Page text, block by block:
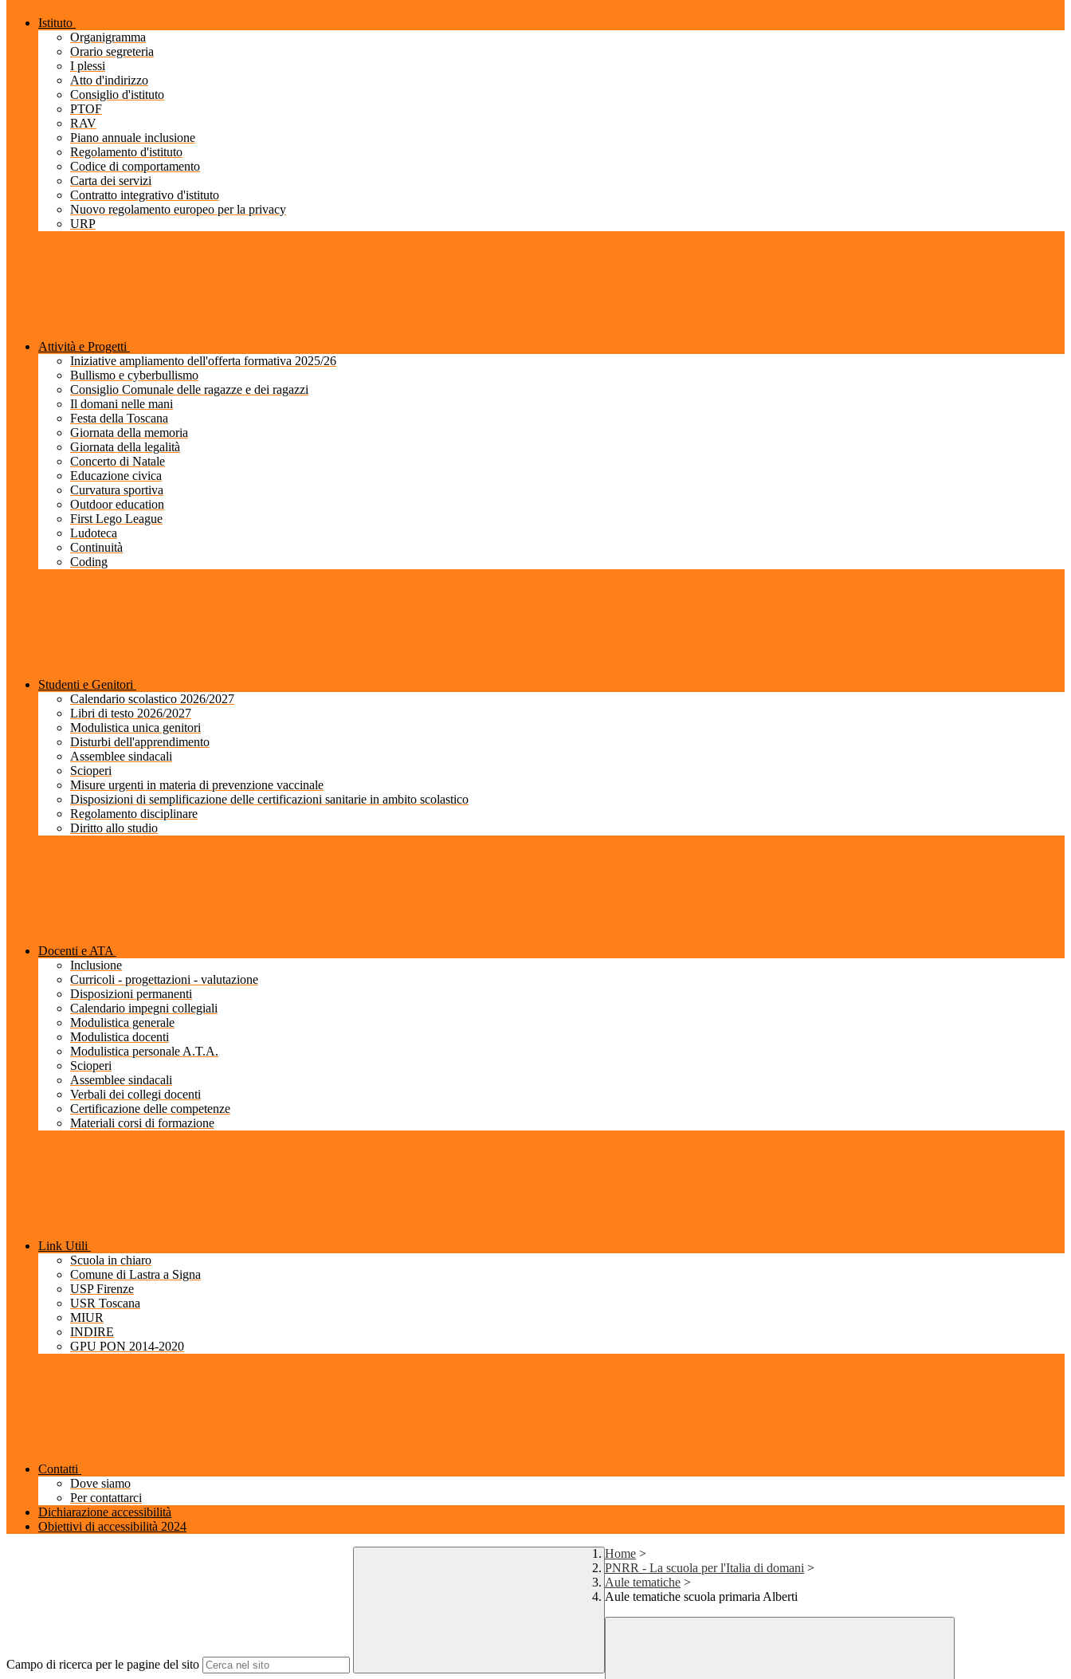
Istituto
Organigramma
Orario segreteria
I plessi
Atto d'indirizzo
Consiglio d'istituto
PTOF
RAV
Piano annuale inclusione
Regolamento d'istituto
Codice di comportamento
Carta dei servizi
Contratto integrativo d'istituto
Nuovo regolamento europeo per la privacy
URP
Attività e Progetti
Iniziative ampliamento dell'offerta formativa 2025/26
Bullismo e cyberbullismo
Consiglio Comunale delle ragazze e dei ragazzi
Il domani nelle mani
Festa della Toscana
Giornata della memoria
Giornata della legalità
Concerto di Natale
Educazione civica
Curvatura sportiva
Outdoor education
First Lego League
Ludoteca
Continuità
Coding
Studenti e Genitori
Calendario scolastico 2026/2027
Libri di testo 2026/2027
Modulistica unica genitori
Disturbi dell'apprendimento
Assemblee sindacali
Scioperi
Misure urgenti in materia di prevenzione vaccinale
Disposizioni di semplificazione delle certificazioni sanitarie in ambito scolastico
Regolamento disciplinare
Diritto allo studio
Docenti e ATA
Inclusione
Curricoli - progettazioni - valutazione
Disposizioni permanenti
Calendario impegni collegiali
Modulistica generale
Modulistica docenti
Modulistica personale A.T.A.
Scioperi
Assemblee sindacali
Verbali dei collegi docenti
Certificazione delle competenze
Materiali corsi di formazione
Link Utili
Scuola in chiaro
Comune di Lastra a Signa
USP Firenze
USR Toscana
MIUR
INDIRE
GPU PON 2014-2020
Contatti
Dove siamo
Per contattarci
Dichiarazione accessibilità
Obiettivi di accessibilità 2024
Campo di ricerca per le pagine del sito
Home >
PNRR - La scuola per l'Italia di domani >
Aule tematiche >
Aule tematiche scuola primaria Alberti